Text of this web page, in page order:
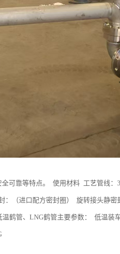
可靠等特点。 使用材料 工艺管线：
（进口配方密封圈） 旋转接头静
鹤管、LNG鹤管主要参数： 低温装